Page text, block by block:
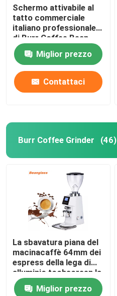
Schermo attivabile al
tatto commerciale
italiano professionale
di Burr Coffee Bean
Grinder With LED
Miglior prezzo
Contattaci
Burr Coffee Grinder (46)
La sbavatura piana del
macinacaffè 64mm dei
espress della lega di
alluminio tochscreen la
smerigliatrice
Miglior prezzo